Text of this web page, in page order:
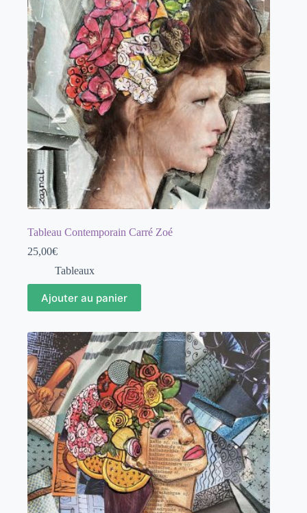
Tableau Contemporain Carré Zoé
25,00€
Tableaux
Ajouter au panier